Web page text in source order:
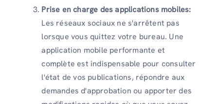
Prise en charge des applications mobiles:
Les réseaux sociaux ne s'arrêtent pas
lorsque vous quittez votre bureau. Une
application mobile performante et
complète est indispensable pour consulter
l'état de vos publications, répondre aux
demandes d'approbation ou apporter des